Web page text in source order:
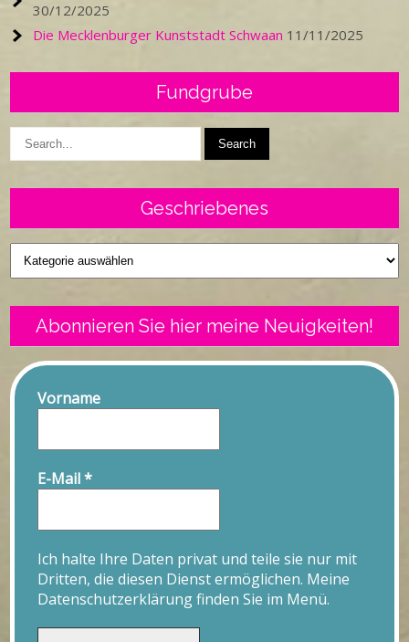
30/12/2025
Die Mecklenburger Kunststadt Schwaan 11/11/2025
Fundgrube
Geschriebenes
Geschriebenes
Abonnieren Sie hier meine Neuigkeiten!
Vorname
E-Mail*
Ich halte Ihre Daten privat und teile sie nur mit
Dritten, die diesen Dienst ermöglichen. Meine
Datenschutzerklärung finden Sie im Menü.